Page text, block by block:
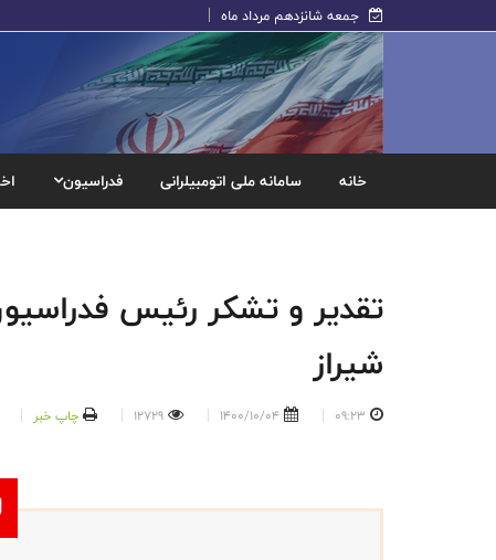
جمعه شانزدهم مرداد ماه
خانه سامانه ملی اتومبیلرانی فدراسیون
تقدیر و تشکر رئیس
شیراز
09:23
1400/10/04
12729 چاپ خبر